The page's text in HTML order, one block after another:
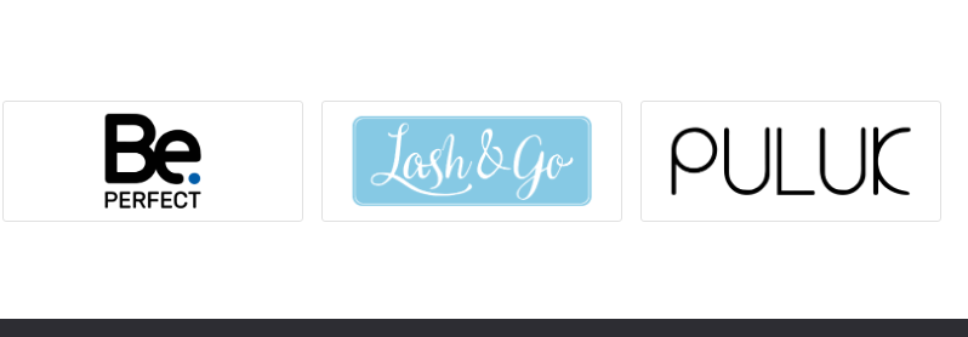
Форма упаковки препятствует окислению
Инструкция по применению набора для ламинирования ресниц PULUK Pro Wave
1.Очистите веки и ресницы от макияжа и загрязнений с помощью пенки для ресниц или
чтобы удалить остатки косметики, пыли, белка и жира.